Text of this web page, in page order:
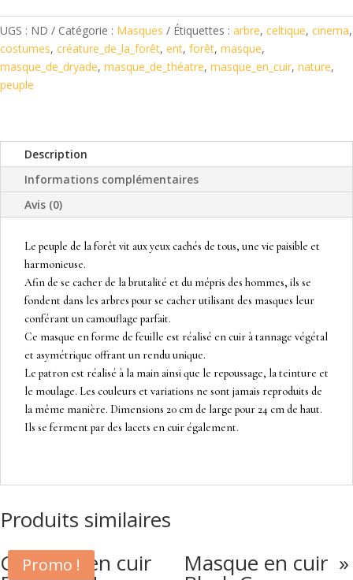
cuir
UGS : ND Catégorie : Masques Étiquettes : arbre, celtique, cinema,
costumes, créature_de_la_forêt, ent, forêt, masque,
masque_de_dryade, masque_de_théatre, masque_en_cuir, nature,
peuple
Description
Informations complémentaires
Avis (0)
Le peuple de la forêt vit aux yeux cachés de tous, une vie paisible et
harmonieuse.
Afin de se cacher de la brutalité et du mépris des hommes, ils se
fondent dans les arbres pour se cacher utilisant des masques leur
conférant un camouflage parfait.
Ce masque en forme de feuille est réalisé en cuir à tannage végétal
et asymétrique offrant un rendu unique.
Le patron est réalisé à la main ainsi que le repoussage, la teinture et
le moulage. Les couleurs et variations ne sont jamais reproduits de
la même manière. Dimensions 20 cm de large pour 24 cm de haut.
Ils se ferment par des lacets en cuir également.
Produits similaires
Promo !
Grimoire en cuir Masque en cuir »